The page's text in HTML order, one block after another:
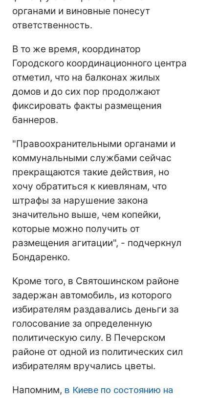
органами и виновные понесут
ответственность.
В то же время, координатор
Городского координационного центра
отметил, что на балконах жилых
домов и до сих пор продолжают
фиксировать факты размещения
баннеров.
"Правоохранительными органами и
коммунальными службами сейчас
прекращаются такие действия, но
хочу обратиться к киевлянам, что
штрафы за нарушение закона
значительно выше, чем копейки,
которые можно получить от
размещения агитации", - подчеркнул
Бондаренко.
Кроме того, в Святошинском районе
задержан автомобиль, из которого
избирателям раздавались деньги за
голосование за определенную
политическую силу. В Печерском
районе от одной из политических сил
избирателям вручались цветы.
Напомним, в Киеве по состоянию на